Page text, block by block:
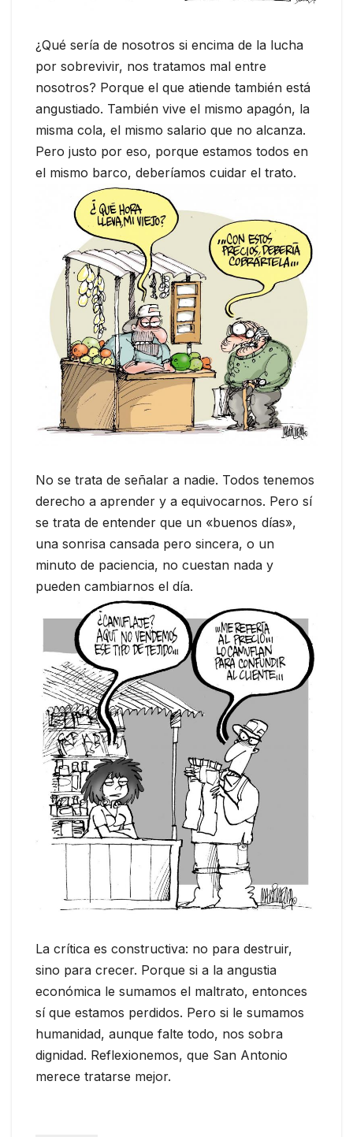
¿Qué sería de nosotros si encima de la lucha
por sobrevivir, nos tratamos mal entre
nosotros? Porque el que atiende también está
angustiado. También vive el mismo apagón, la
misma cola, el mismo salario que no alcanza.
Pero justo por eso, porque estamos todos en
el mismo barco, deberíamos cuidar el trato.
No se trata de señalar a nadie. Todos tenemos
derecho a aprender y a equivocarnos. Pero sí
se trata de entender que un «buenos días»,
una sonrisa cansada pero sincera, o un
minuto de paciencia, no cuestan nada y
pueden cambiarnos el día.
La crítica es constructiva: no para destruir,
sino para crecer. Porque si a la angustia
económica le sumamos el maltrato, entonces
sí que estamos perdidos. Pero si le sumamos
humanidad, aunque falte todo, nos sobra
dignidad. Reflexionemos, que San Antonio
merece tratarse mejor.